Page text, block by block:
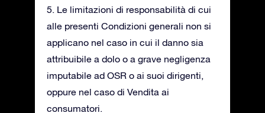
5. Le limitazioni di responsabilità di cui
alle presenti Condizioni generali non si
applicano nel caso in cui il danno sia
attribuibile a dolo o a grave negligenza
imputabile ad OSR o ai suoi dirigenti,
oppure nel caso di Vendita ai
consumatori.